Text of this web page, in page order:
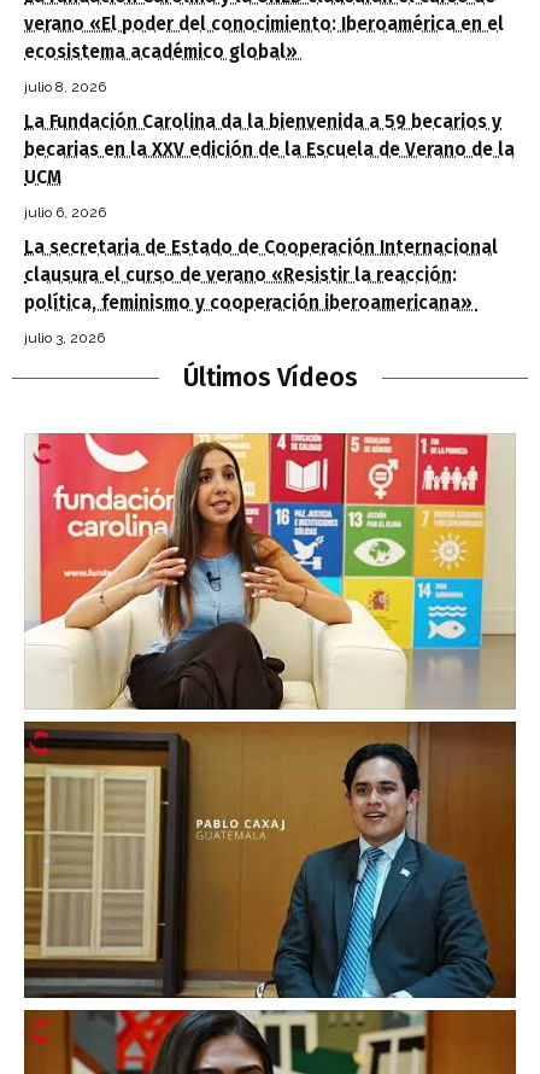
verano «El poder del conocimiento: Iberoamérica en el
ecosistema académico global»
julio 8, 2026
La Fundación Carolina da la bienvenida a 59 becarios y
becarias en la XXV edición de la Escuela de Verano de la
UCM
julio 6, 2026
La secretaria de Estado de Cooperación Internacional
clausura el curso de verano «Resistir la reacción:
política, feminismo y cooperación iberoamericana»
julio 3, 2026
Últimos Vídeos